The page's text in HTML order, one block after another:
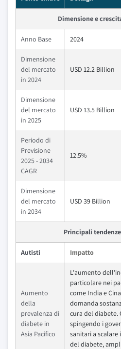
Dimensione e
Anno Base 2024
Dimensione
del mercato
in 2024
USD 12.2 Billion
Dimensione
del mercato
in 2025
USD 13.5 Billion
Periodo di
Previsione
2025 - 2034
CAGR
12.5%
Dimensione
del mercato
in 2034
USD 39 Billion
Principali
Autisti Impatto
Aumento
della
prevalenza di
diabete in
Asia Pacifico
L'aumento
particolare nei
come India e
domanda
cura del diabete.
spingendo i
sanitari a
del diabete,